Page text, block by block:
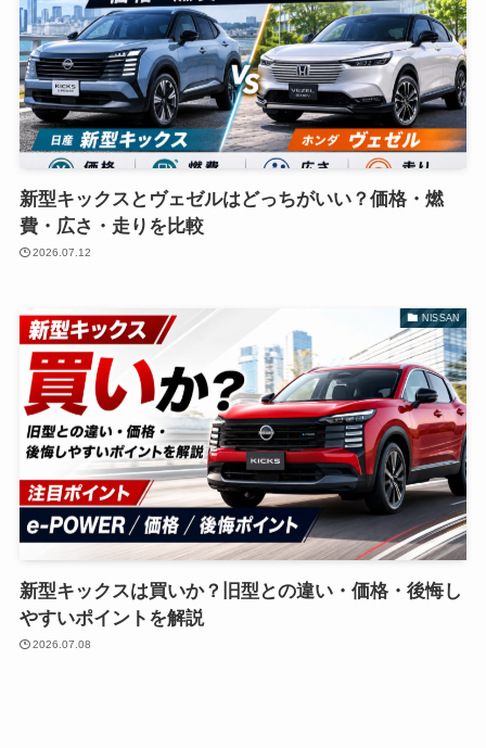
新型キックスとヴェゼルはどっちがいい？価格・燃
費・広さ・走りを比較
2026.07.12
NISSAN
新型キックスは買いか？旧型との違い・価格・後悔し
やすいポイントを解説
2026.07.08